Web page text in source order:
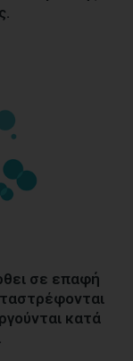
σε επαφή
κατά